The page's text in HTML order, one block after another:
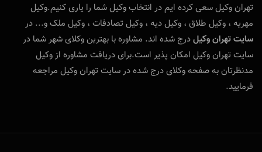
تهران وکیل سعی کرده ایم در انتخاب وکیل شما را یاری کنیم.وکیل
مهریه ، وکیل طلاق ، وکیل دیه ، وکیل تصادفات ، وکیل ملک و... در
سایت تهران وکیلدرج شده اند. مشاوره با بهترین وکلای شهر شما در
سایت تهران وکیل امکان پذیر است.برای دریافت مشاوره از وکیل
مدنظرتان به صفحه وکلای درج شده در سایت تهران وکیل مراجعه
فرمایید.